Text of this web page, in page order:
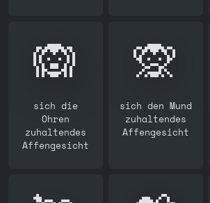
🙉
sich die
Ohren
zuhaltendes
Affengesicht
🙊
sich den Mund
zuhaltendes
Affengesicht